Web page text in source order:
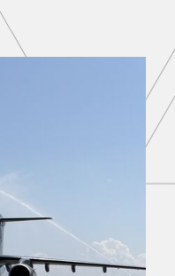
celky pro
a díky rozšíření